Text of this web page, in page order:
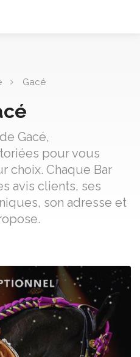
Gacé
Gacé,
pour vous
choix. Chaque Bar
avis clients, ses
son adresse et